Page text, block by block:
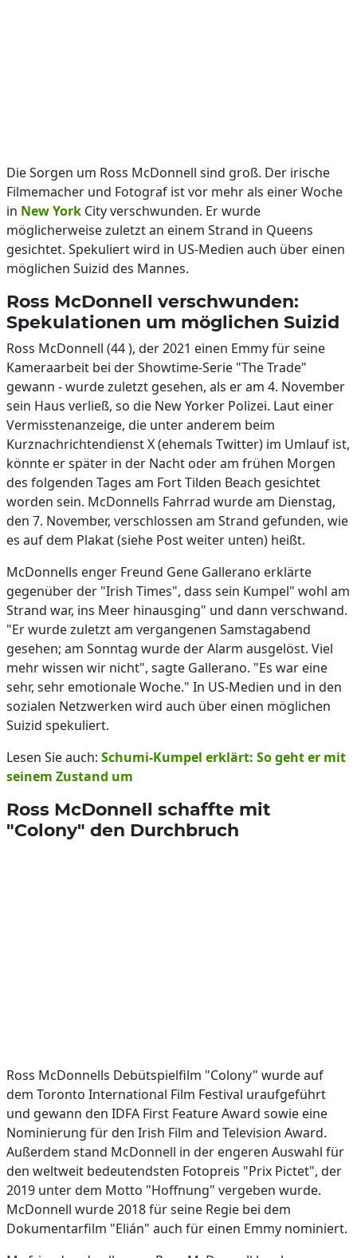
Die Sorgen um Ross McDonnell sind groß. Der irische
Filmemacher und Fotograf ist vor mehr als einer Woche
in New York City verschwunden. Er wurde
möglicherweise zuletzt an einem Strand in Queens
gesichtet. Spekuliert wird in US-Medien auch über einen
möglichen Suizid des Mannes.
Ross McDonnell verschwunden:
Spekulationen um möglichen Suizid
Ross McDonnell (44 ), der 2021 einen Emmy für seine
Kameraarbeit bei der Showtime-Serie "The Trade"
gewann - wurde zuletzt gesehen, als er am 4. November
sein Haus verließ, so die New Yorker Polizei. Laut einer
Vermisstenanzeige, die unter anderem beim
Kurznachrichtendienst X (ehemals Twitter) im Umlauf ist,
könnte er später in der Nacht oder am frühen Morgen
des folgenden Tages am Fort Tilden Beach gesichtet
worden sein. McDonnells Fahrrad wurde am Dienstag,
den 7. November, verschlossen am Strand gefunden, wie
es auf dem Plakat (siehe Post weiter unten) heißt.
McDonnells enger Freund Gene Gallerano erklärte
gegenüber der "Irish Times", dass sein Kumpel" wohl am
Strand war, ins Meer hinausging" und dann verschwand.
"Er wurde zuletzt am vergangenen Samstagabend
gesehen; am Sonntag wurde der Alarm ausgelöst. Viel
mehr wissen wir nicht", sagte Gallerano. "Es war eine
sehr, sehr emotionale Woche." In US-Medien und in den
sozialen Netzwerken wird auch über einen möglichen
Suizid spekuliert.
Lesen Sie auch: Schumi-Kumpel erklärt: So geht er mit
seinem Zustand um
Ross McDonnell schaffte mit
"Colony" den Durchbruch
Ross McDonnells Debütspielfilm "Colony" wurde auf
dem Toronto International Film Festival uraufgeführt
und gewann den IDFA First Feature Award sowie eine
Nominierung für den Irish Film and Television Award.
Außerdem stand McDonnell in der engeren Auswahl für
den weltweit bedeutendsten Fotopreis "Prix Pictet", der
2019 unter dem Motto "Hoffnung" vergeben wurde.
McDonnell wurde 2018 für seine Regie bei dem
Dokumentarfilm "Elián" auch für einen Emmy nominiert.